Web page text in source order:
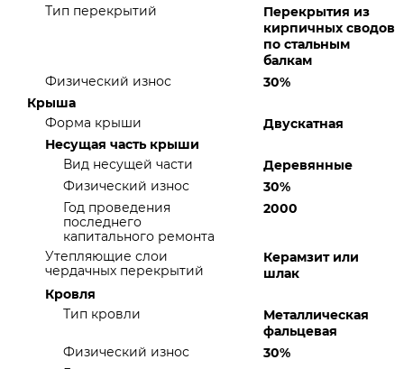
Тип перекрытий
Перекрытия из
кирпичных сводов
по стальным
балкам
Физический износ
30%
Крыша
Форма крыши
Двускатная
Несущая часть крыши
Вид несущей части
Деревянные
Физический износ
30%
Год проведения
последнего
капитального ремонта
2000
Утепляющие слои
чердачных перекрытий
Керамзит или
шлак
Кровля
Тип кровли
Металлическая
фальцевая
Физический износ
30%